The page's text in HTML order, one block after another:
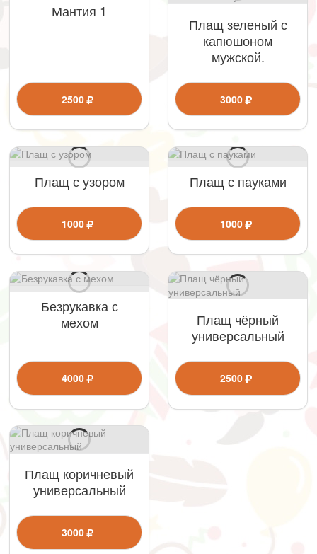
Мантия 1
2500
Плащ зеленый с
капюшоном
мужской.
3000
Плащ с узором
1000
Плащ с пауками
1000
Безрукавка с
мехом
4000
Плащ чёрный
универсальный
2500
Плащ коричневый
универсальный
3000